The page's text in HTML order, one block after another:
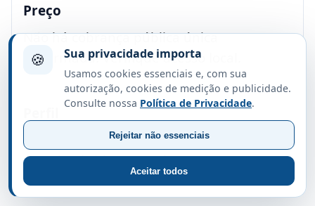
Preço
Não há cobrança pública única
confirmada. Verifique acesso local.
Melhor para contemplação, fotos e
parada rápida no roteiro.
🍪 Sua privacidade importa
Usamos cookies essenciais e, com sua
autorização, cookies de medição e publicidade.
Consulte nossa Política de Privacidade.
Aceitar todos
Rejeitar não essenciais